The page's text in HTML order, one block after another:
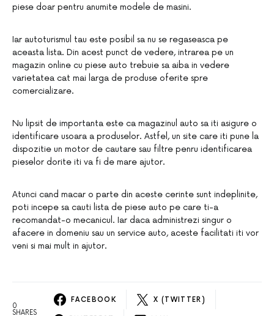
piese doar pentru anumite modele de masini.
Iar autoturismul tau este posibil sa nu se regaseasca pe
aceasta lista. Din acest punct de vedere, intrarea pe un
magazin online cu piese auto trebuie sa aiba in vedere
varietatea cat mai larga de produse oferite spre
comercializare.
Nu lipsit de importanta este ca magazinul auto sa iti asigure o
identificare usoara a produselor. Astfel, un site care iti pune la
dispozitie un motor de cautare sau filtre penru identificarea
pieselor dorite iti va fi de mare ajutor.
Atunci cand macar o parte din aceste cerinte sunt indeplinite,
poti incepe sa cauti lista de piese auto pe care ti-a
recomandat-o mecanicul. Iar daca administrezi singur o
afacere in domeniu sau un service auto, aceste facilitati iti vor
veni si mai mult in ajutor.
0
SHARES
FACEBOOK X (TWITTER)